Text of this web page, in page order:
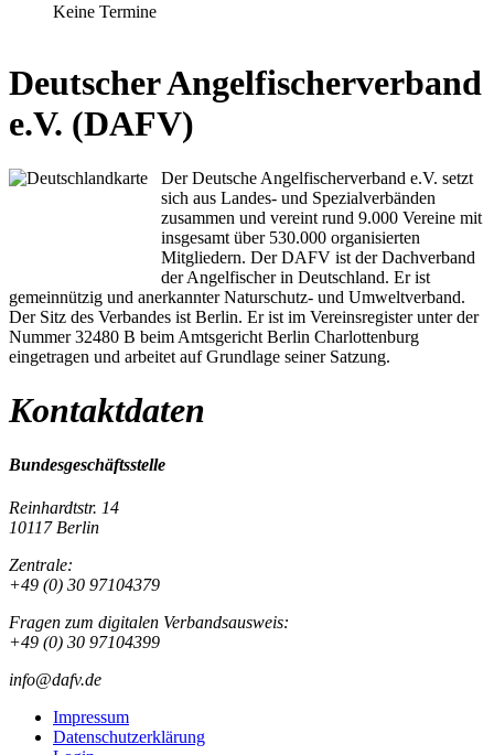
Keine Termine
Deutscher Angelfischerverband
e.V. (DAFV)
Der Deutsche Angelfischerverband e.V. setzt
sich aus Landes- und Spezialverbänden
zusammen und vereint rund 9.000 Vereine mit
insgesamt über 530.000 organisierten
Mitgliedern. Der DAFV ist der Dachverband
der Angelfischer in Deutschland. Er ist
gemeinnützig und anerkannter Naturschutz- und Umweltverband.
Der Sitz des Verbandes ist Berlin. Er ist im Vereinsregister unter der
Nummer 32480 B beim Amtsgericht Berlin Charlottenburg
eingetragen und arbeitet auf Grundlage seiner Satzung.
Kontaktdaten
Bundesgeschäftsstelle
Reinhardtstr. 14
10117 Berlin
Zentrale:
+49 (0) 30 97104379
Fragen zum digitalen Verbandsausweis:
+49 (0) 30 97104399
info@dafv.de
Impressum
Datenschutzerklärung